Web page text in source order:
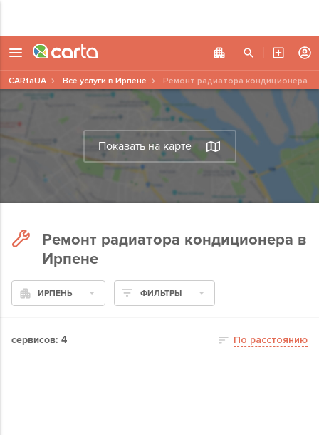
Показать на карте
CARtaUA Все услуги в Ирпене Ремонт радиатора кондиционера
Ремонт радиатора кондиционера в
Ирпене
ИРПЕНЬ ФИЛЬТРЫ
сервисов: 4 По расстоянию